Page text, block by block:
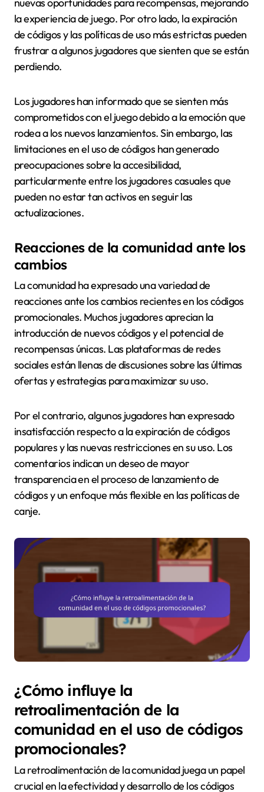
la experiencia de juego. Por otro lado, la expiración
de códigos y las políticas de uso más estrictas pueden
frustrar a algunos jugadores que sienten que se están
perdiendo.
Los jugadores han informado que se sienten más
comprometidos con el juego debido a la emoción que
rodea a los nuevos lanzamientos. Sin embargo, las
limitaciones en el uso de códigos han generado
preocupaciones sobre la accesibilidad,
particularmente entre los jugadores casuales que
pueden no estar tan activos en seguir las
actualizaciones.
Reacciones de la comunidad ante los
cambios
La comunidad ha expresado una variedad de
reacciones ante los cambios recientes en los códigos
promocionales. Muchos jugadores aprecian la
introducción de nuevos códigos y el potencial de
recompensas únicas. Las plataformas de redes
sociales están llenas de discusiones sobre las últimas
ofertas y estrategias para maximizar su uso.
Por el contrario, algunos jugadores han expresado
insatisfacción respecto a la expiración de códigos
populares y las nuevas restricciones en su uso. Los
comentarios indican un deseo de mayor
transparencia en el proceso de lanzamiento de
códigos y un enfoque más flexible en las políticas de
canje.
¿Cómo influye la
retroalimentación de la
comunidad en el uso de códigos
promocionales?
La retroalimentación de la comunidad juega un papel
crucial en la efectividad y desarrollo de los códigos